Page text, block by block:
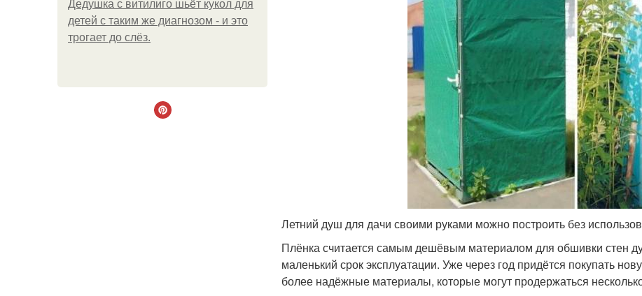
Дедушка с витилиго шьёт кукол для
детей с таким же диагнозом - и это
трогает до слёз.
Летний душ для дачи своими руками можно построить без
Плёнка считается самым дешёвым материалом для обшивки стен
маленький срок эксплуатации. Уже через год придётся покупать
более надёжные материалы, которые могут продержаться